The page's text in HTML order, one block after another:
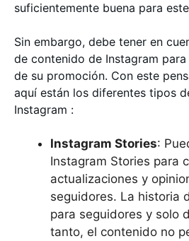
suficientemente buena para
Sin embargo, debe tener en
de contenido de Instagram
de su promoción. Con este
aquí están los diferentes tipos
Instagram :
Instagram Stories:
Instagram Stories para
actualizaciones y
seguidores. La historia
para seguidores y solo
tanto, el contenido no